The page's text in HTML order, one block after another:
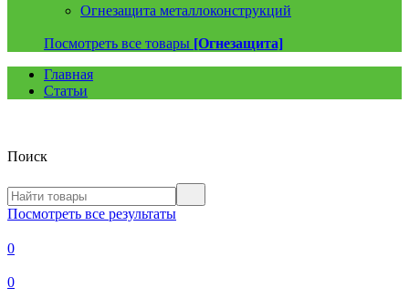
Огнезащита металлоконструкций
Посмотреть все товары [Огнезащита]
Главная
Статьи
Поиск
Посмотреть все результаты
0
0